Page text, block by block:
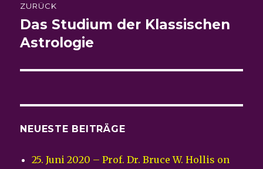
ZURÜCK
Vorheriger
Beitrag:
Das Studium der Klassischen
Astrologie
NEUESTE BEITRÄGE
25. Juni 2020 – Prof. Dr. Bruce W. Hollis on